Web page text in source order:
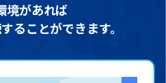
境があれば
ることができます。